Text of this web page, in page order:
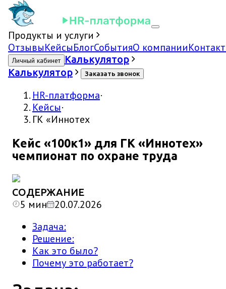
Продукты и услуги
ОтзывыКейсыБлогСобытияО компании
Личный кабинет Калькулятор
Калькулятор
Заказать звонок
HR-платформа·
Кейсы·
ГК «Иннотех
Кейс «100к1» для ГК «Иннотех»
чемпионат по охране труда
СОДЕРЖАНИЕ
5 мин
20.07.2026
Задача:
Решение:
Как это было?
Почему это работает?